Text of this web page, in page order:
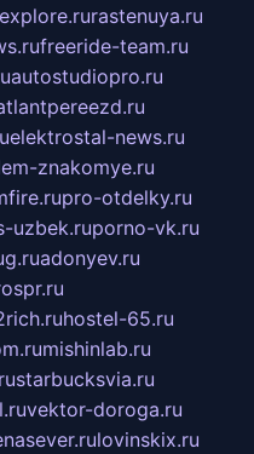
rastenuya.ru
freeride-team.ru
autostudiopro.ru
elektrostal-news.ru
znakomye.ru
pro-otdelky.ru
uzbek.ruporno-vk.ru
adonyev.ru
hostel-65.ru
mishinlab.ru
starbucksvia.ru
vektor-doroga.ru
lovinskix.ru